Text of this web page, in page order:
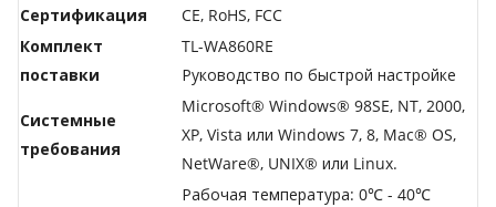
Сертификация
CE, RoHS, FCC
Комплект
поставки
TL-WA860RE
Руководство по быстрой настройке
Системные
требования
Microsoft® Windows® 98SE, NT, 2000,
XP, Vista или Windows 7, 8, Mac® OS,
NetWare®, UNIX® или Linux.
Рабочая температура: 0℃ - 40℃